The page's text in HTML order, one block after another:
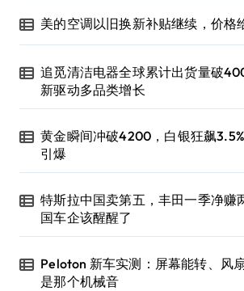
美的空调以旧换新补贴继续，价格
追觅清洁电器全球累计出货量破
新驱动多品类增长
黄金瞬间冲破4200，白银狂飙
引爆
特斯拉中国卖第五，丰田一季净
国车企该醒醒了
Peloton 新车实测：屏幕能转、风
是那个机械音